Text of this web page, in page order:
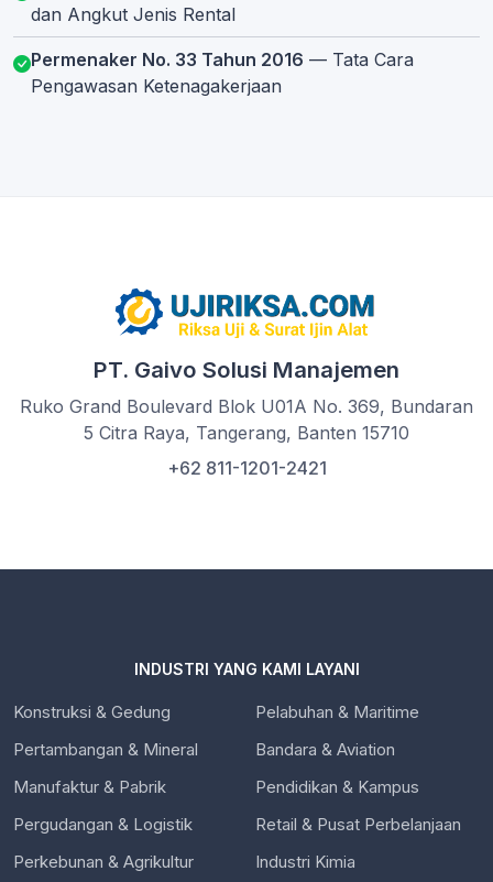
dan Angkut Jenis Rental
Permenaker No. 33 Tahun 2016 — Tata Cara
Pengawasan Ketenagakerjaan
PT. Gaivo Solusi Manajemen
Ruko Grand Boulevard Blok U01A No. 369, Bundaran
5 Citra Raya, Tangerang, Banten 15710
+62 811-1201-2421
INDUSTRI YANG KAMI LAYANI
Konstruksi & Gedung
Pertambangan & Mineral
Manufaktur & Pabrik
Pergudangan & Logistik
Perkebunan & Agrikultur
Pelabuhan & Maritime
Bandara & Aviation
Pendidikan & Kampus
Retail & Pusat Perbelanjaan
Industri Kimia